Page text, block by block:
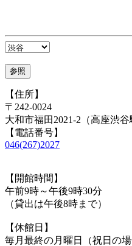
【住所】
〒242-0024
大和市福田2021-2（高座渋谷
【電話番号】
046(267)2027
【開館時間】
午前9時～午後9時30分
（貸出は午後8時まで）
【休館日】
毎月最終の月曜日（祝日の